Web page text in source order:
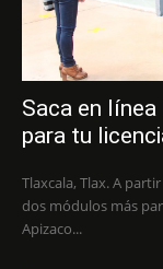
Saca en
para tu
Tlaxcala, Tlax. A
dos módulos más
Apizaco...